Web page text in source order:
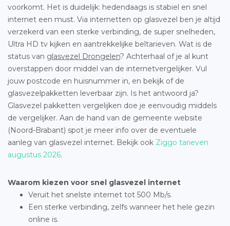
voorkomt. Het is duidelijk: hedendaags is stabiel en snel
internet een must. Via internetten op glasvezel ben je altijd
verzekerd van een sterke verbinding, de super snelheden,
Ultra HD tv kijken en aantrekkelijke beltarieven. Wat is de
status van glasvezel Drongelen? Achterhaal of je al kunt
overstappen door middel van de internetvergelijker. Vul
jouw postcode en huisnummer in, en bekijk of de
glasvezelpakketten leverbaar zijn. Is het antwoord ja?
Glasvezel pakketten vergelijken doe je eenvoudig middels
de vergelijker. Aan de hand van de gemeente website
(Noord-Brabant) spot je meer info over de eventuele
aanleg van glasvezel internet. Bekijk ook Ziggo tarieven
augustus 2026.
Waarom kiezen voor snel glasvezel internet
Veruit het snelste internet tot 500 Mb/s.
Een sterke verbinding, zelfs wanneer het hele gezin
online is.